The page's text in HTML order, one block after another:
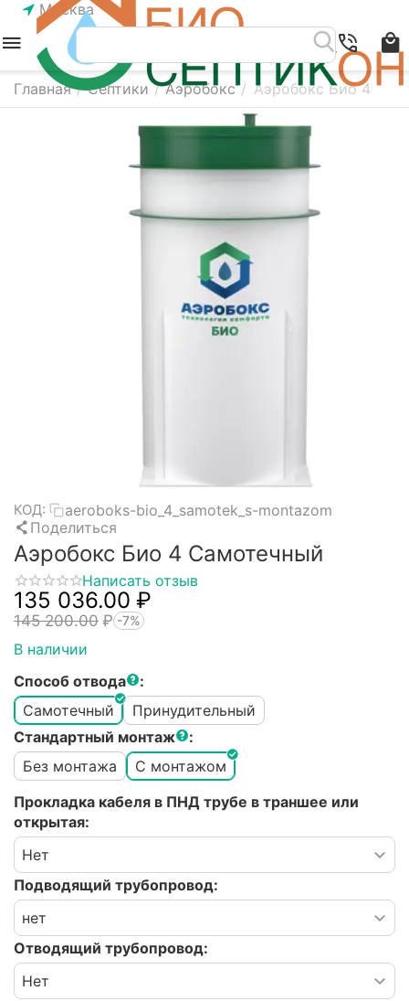
Москва
Главная / Септики / Аэробокс / Аэробокс Био 4
КОД:
aeroboks-bio_4_samotek_s-montazom
Поделиться
Аэробокс Био 4 Самотечный
Написать отзыв
135 036.00 ₽
145 200.00 ₽ -7%
В наличии
Способ отвода
:
Самотечный
Принудительный
Стандартный монтаж
:
Без монтажа
С монтажом
Прокладка кабеля в ПНД трубе в траншее или
открытая:
Подводящий трубопровод:
Отводящий трубопровод: